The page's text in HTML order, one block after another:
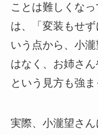
ことは難しくな
は、「変装もせ
いう点から、小
はなく、お姉さん
という見方も強ま
実際、小瀧望さ